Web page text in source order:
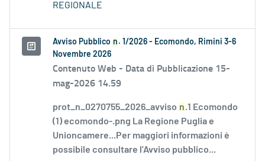
REGIONALE
Avviso Pubblico n . 1/2026 - Ecomondo, Rimini 3-6
Novembre 2026
Contenuto Web - Data di Pubblicazione 15-
mag-2026 14.59
prot_n_0270755_2026_avviso n.1 Ecomondo
(1) ecomondo-.png La Regione Puglia e
Unioncamere...Per maggiori informazioni è
possibile consultare l’Avviso pubblico...